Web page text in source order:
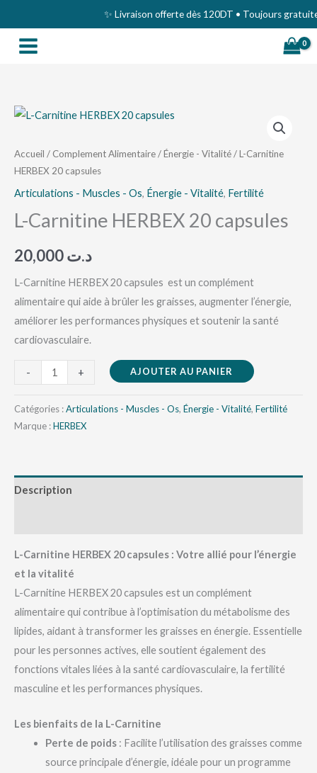
au
contenu
✨ Livraison offerte dès 120DT • Toujours gratuite
Accueil / Complement Alimentaire/Énergie - Vitalité/ L-Carnitine
HERBEX 20 capsules
Articulations - Muscles - Os, Énergie - Vitalité, Fertilité
L-Carnitine HERBEX 20 capsules
د.ت
L-Carnitine HERBEX 20 capsules est un complément
alimentaire qui aide à brûler les graisses, augmenter l’énergie,
améliorer les performances physiques et soutenir la santé
cardiovasculaire.
-
quantité
L-
Carnitine
HERBEX
capsules
+ AJOUTER AU PANIER
Catégories :Articulations - Muscles - Os, Énergie - Vitalité, Fertilité
Marque :HERBEX
Description
L-Carnitine HERBEX 20 capsules : Votre allié pour l’énergie
et la vitalité
L-Carnitine HERBEX 20 capsules est un complément
alimentaire qui contribue à l’optimisation du métabolisme des
lipides, aidant à transformer les graisses en énergie. Essentielle
pour les personnes actives, elle soutient également des
fonctions vitales liées à la santé cardiovasculaire, la fertilité
masculine et les performances physiques.
Les bienfaits de la L-Carnitine
Perte de poids: Facilite l’utilisation des graisses comme
source principale d’énergie, idéale pour un programme